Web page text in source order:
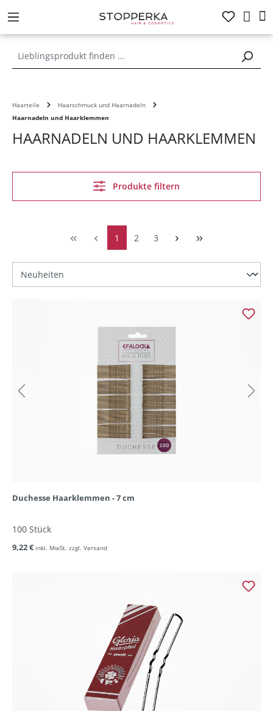
springen
Haarteile
Haarschmuck und Haarnadeln
Haarnadeln und Haarklemmen
HAARNADELN UND HAARKLEMMEN
Produkte filtern
1 2 3
Duchesse Haarklemmen - 7 cm
100 Stück
9,22 € inkl. MwSt. zzgl. Versand